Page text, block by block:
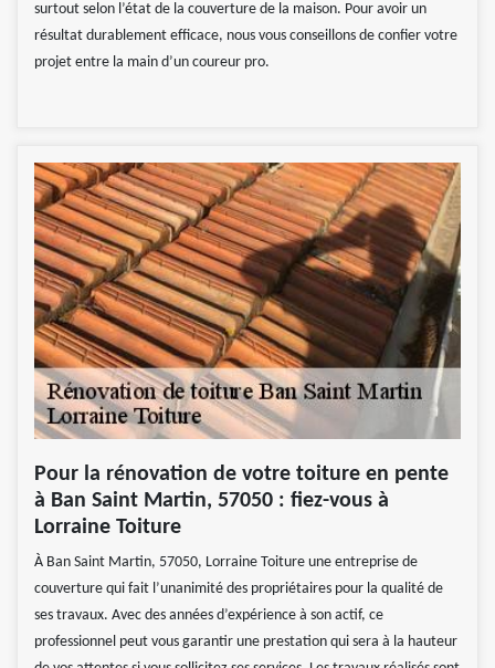
surtout selon l’état de la couverture de la maison. Pour avoir un
résultat durablement efficace, nous vous conseillons de confier votre
projet entre la main d’un coureur pro.
Pour la rénovation de votre toiture en pente
à Ban Saint Martin, 57050 : fiez-vous à
Lorraine Toiture
À Ban Saint Martin, 57050, Lorraine Toiture une entreprise de
couverture qui fait l’unanimité des propriétaires pour la qualité de
ses travaux. Avec des années d’expérience à son actif, ce
professionnel peut vous garantir une prestation qui sera à la hauteur